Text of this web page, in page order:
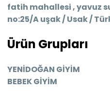
fatih mahallesi , yavuz
no:25/A uşak / Usak /
Ürün Grupları
YENİDOĞAN GİYİM
BEBEK GİYİM